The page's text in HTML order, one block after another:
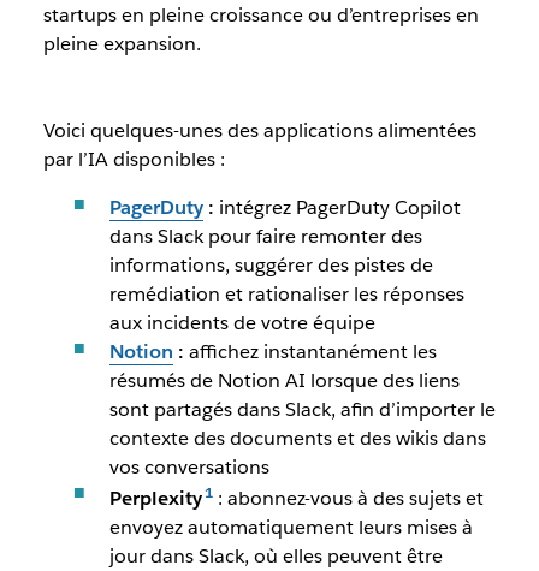
startups en pleine croissance ou d’entreprises en
pleine expansion.
Voici quelques-unes des applications alimentées
par l’IA disponibles :
PagerDuty: intégrez PagerDuty Copilot
dans Slack pour faire remonter des
informations, suggérer des pistes de
remédiation et rationaliser les réponses
aux incidents de votre équipe
Notion : affichez instantanément les
résumés de Notion AI lorsque des liens
sont partagés dans Slack, afin d’importer le
contexte des documents et des wikis dans
vos conversations
Perplexity : abonnez-vous à des sujets et
envoyez automatiquement leurs mises à
jour dans Slack, où elles peuvent être